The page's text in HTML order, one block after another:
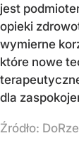
jest
opieki
wymierne
które nowe
dla
Źródło: